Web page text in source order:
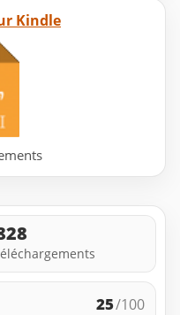
Kindle
25/100